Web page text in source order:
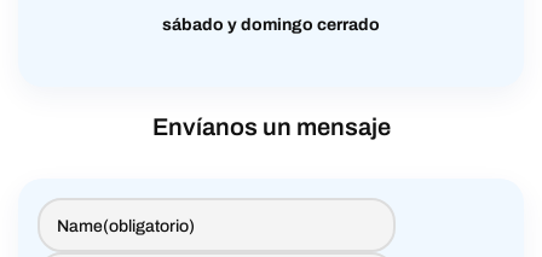
sábado y domingo cerrado
Envíanos un mensaje
Name(obligatorio)